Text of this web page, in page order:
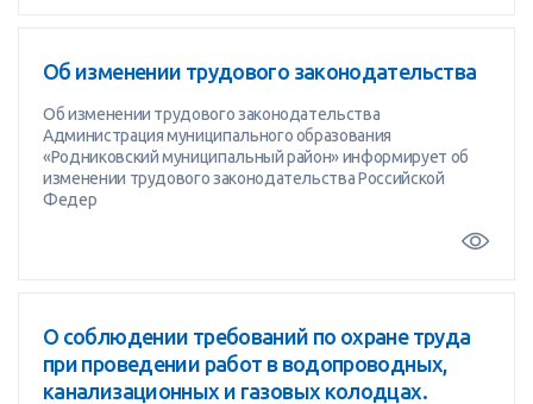
Об изменении трудового законодательства
Об изменении трудового законодательства
Администрация муниципального образования
«Родниковский муниципальный район» информирует об
изменении трудового законодательства Российской
Федер
О соблюдении требований по охране труда
при проведении работ в водопроводных,
канализационных и газовых колодцах.